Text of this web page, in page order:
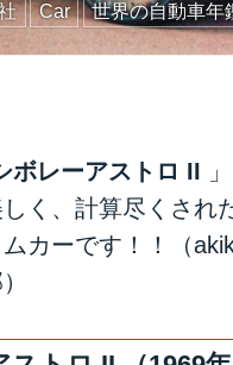
Car 世界の自動車年
ボレーアストロ II
く、計算尽くされ
カーです！！（